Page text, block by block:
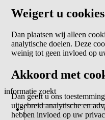
informatie zoekt
Weigert u
Dan plaatsen wij alleen
analytische doelen. Deze
weinig tot geen invloed op
Akkoord met
Dan geeft u ons
uitgebreid analytische en
hebben invloed op uw